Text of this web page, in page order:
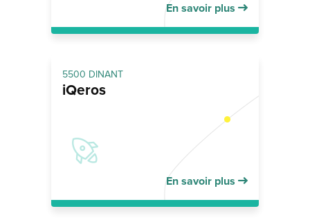
En savoir plus
5500 DINANT
iQeros
En savoir plus